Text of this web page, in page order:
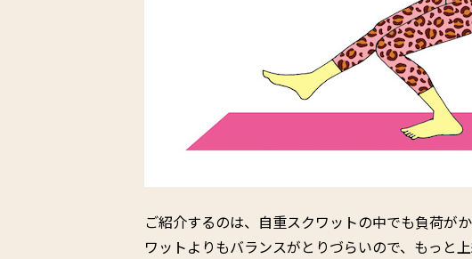
ご紹介するのは、自重スクワットの中でも負荷が
ワットよりもバランスがとりづらいので、もっと